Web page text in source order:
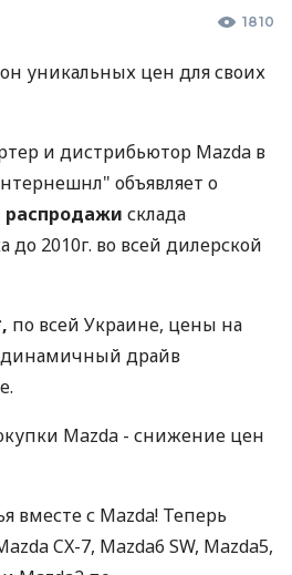
1810
уникальных цен для своих
и дистрибьютор Mazda в
объявляет о
распродажи склада
до 2010г. во всей дилерской
по всей Украине, цены на
динамичный драйв
Mazda - снижение цен
вместе с Mazda! Теперь
CX-7, Mazda6 SW, Mazda5,